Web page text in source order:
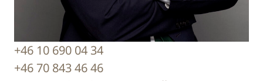
+46 10 690 04 34
+46 70 843 46 46